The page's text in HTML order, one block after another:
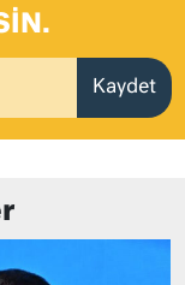
Kaydet